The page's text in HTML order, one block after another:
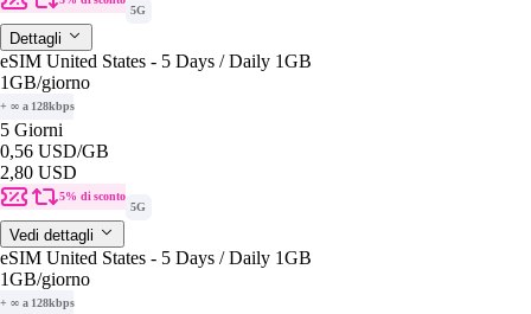
5G
Dettagli
eSIM United States - 5 Days / Daily 1GB
1GB/giorno
+ ∞ a 128kbps
5 Giorni
0,56 USD/GB
2,80 USD
5% di sconto
5G
Vedi dettagli
eSIM United States - 5 Days / Daily 1GB
1GB/giorno
+ ∞ a 128kbps